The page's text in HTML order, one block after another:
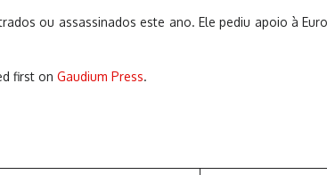
ou assassinados este ano. Ele pediu apoio à
first on Gaudium Press.